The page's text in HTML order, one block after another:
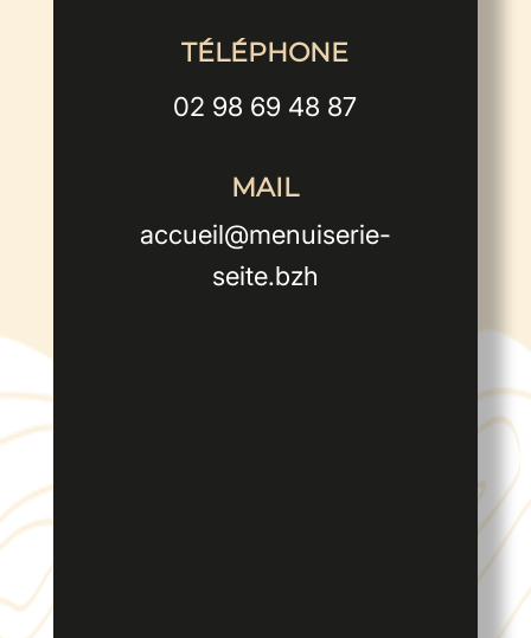
TÉLÉPHONE
02 98 69 48 87
MAIL
accueil@menuiserie-
seite.bzh